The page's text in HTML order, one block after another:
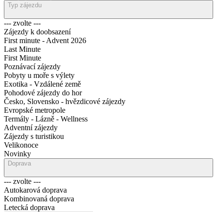
Typ zájezdu
--- zvolte ---
Zájezdy k doobsazení
First minute - Advent 2026
Last Minute
First Minute
Poznávací zájezdy
Pobyty u moře s výlety
Exotika - Vzdálené země
Pohodové zájezdy do hor
Česko, Slovensko - hvězdicové zájezdy
Evropské metropole
Termály - Lázně - Wellness
Adventní zájezdy
Zájezdy s turistikou
Velikonoce
Novinky
Doprava
--- zvolte ---
Autokarová doprava
Kombinovaná doprava
Letecká doprava